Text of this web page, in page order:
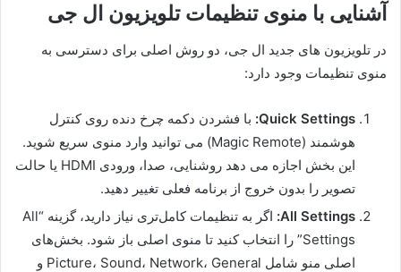
آشنایی با منوی تنظیمات تلویزیون ال جی
در تلویزیون های جدید ال جی، دو روش اصلی برای دسترسی به
منوی تنظیمات وجود دارد:
Quick Settings: با فشردن دکمه چرخ دنده روی کنترل
هوشمند (Magic Remote) می توانید وارد منوی سریع شوید.
این بخش اجازه می دهد روشنایی، صدا، ورودی HDMI یا حالت
تصویر را بدون خروج از برنامه فعلی تغییر دهید.
All Settings:
اگر به تنظیمات کامل‌تری نیاز دارید، گزینه “All
Settings” را انتخاب کنید تا منوی اصلی باز شود. بخش‌های
اصلی منو شامل Picture، Sound، Network، General و